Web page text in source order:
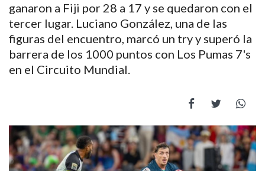
ganaron a Fiji por 28 a 17 y se quedaron con el
tercer lugar. Luciano González, una de las
figuras del encuentro, marcó un try y superó la
barrera de los 1000 puntos con Los Pumas 7's
en el Circuito Mundial.